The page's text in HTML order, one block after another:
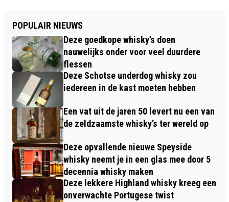
POPULAIR NIEUWS
Deze goedkope whisky’s doen
nauwelijks onder voor veel duurdere
flessen
Deze Schotse underdog whisky zou
iedereen in de kast moeten hebben
Een vat uit de jaren 50 levert nu een van
de zeldzaamste whisky’s ter wereld op
Deze opvallende nieuwe Speyside
whisky neemt je in een glas mee door 5
decennia whisky maken
Deze lekkere Highland whisky kreeg een
onverwachte Portugese twist